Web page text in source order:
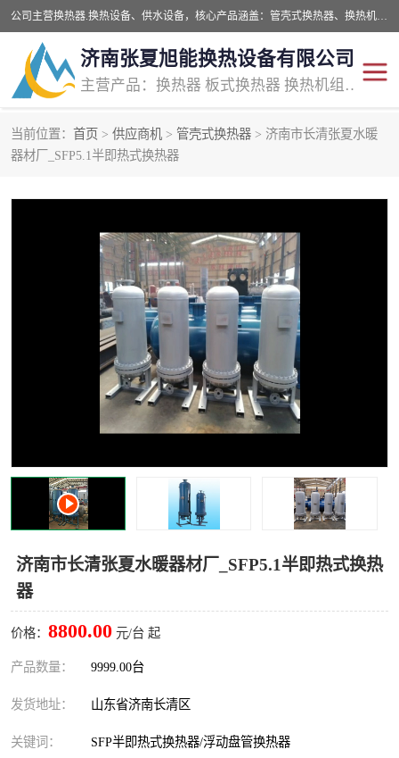
公司主营换热器.换热设备、供水设备，核心产品涵盖：管壳式换热器、换热机组、不锈钢组合式水箱、水处理设备等，提供非标设备集生产、销售、安装一体化服务，可满足全国酒店、学校、医院、商业综合体、工业项目等多场景换热与供水需求。
济南张夏旭能换热设备有限公司
主营产品：换热器 板式换热器 换热机组 供水设备 水处理设备
当前位置： 首页 > 供应商机 > 管壳式换热器 > 济南市长清张夏水暖
器材厂_SFP5.1半即热式换热器
济南市长清张夏水暖器材厂_SFP5.1半即热式换热
器
价格： 8800.00 元/台 起
产品数量： 9999.00台
发货地址： 山东省济南长清区
关键词： SFP半即热式换热器/浮动盘管换热器
管壳式换热器
汽水换热机组 板式换热设备
板式换热机组 定压补水装置
囊式膨胀水箱 水处理器设备
智能供水设备 锅炉辅机设备
非标加工设备